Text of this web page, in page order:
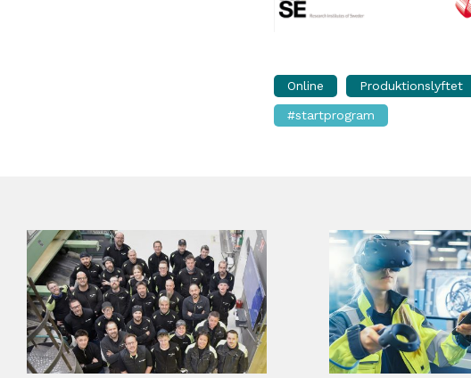
Online Produktionslyftet
#startprogram
förändringsvilja
Vad krävs för en lyckad automatisering?